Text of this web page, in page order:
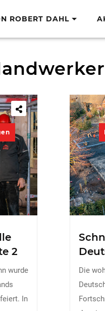
ROBERT DAHL
2
wurde
In
Die